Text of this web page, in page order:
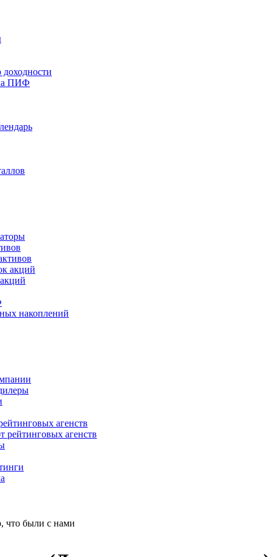
ПИФ
акций
накоплений
агенств
агенств
что были с нами